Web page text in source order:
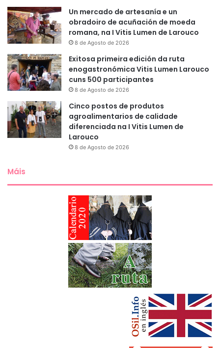
Un mercado de artesanía e un
obradoiro de acuñación de moeda
romana, na I Vitis Lumen de Larouco
8 de Agosto de 2026
Exitosa primeira edición da ruta
enogastronómica Vitis Lumen Larouco
cuns 500 participantes
8 de Agosto de 2026
Cinco postos de produtos
agroalimentarios de calidade
diferenciada na I Vitis Lumen de
Larouco
8 de Agosto de 2026
Máis